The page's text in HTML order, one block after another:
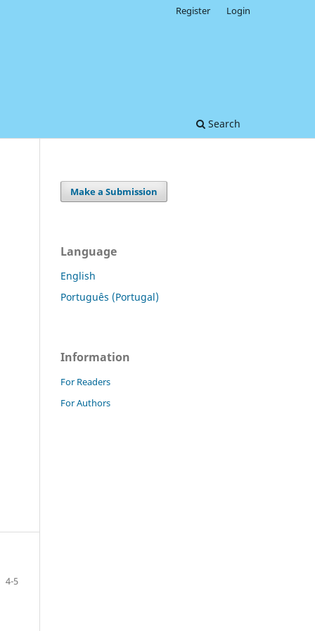
Search
Register Login
4-5
Make a Submission
Language
English
Português (Portugal)
Information
For Readers
For Authors